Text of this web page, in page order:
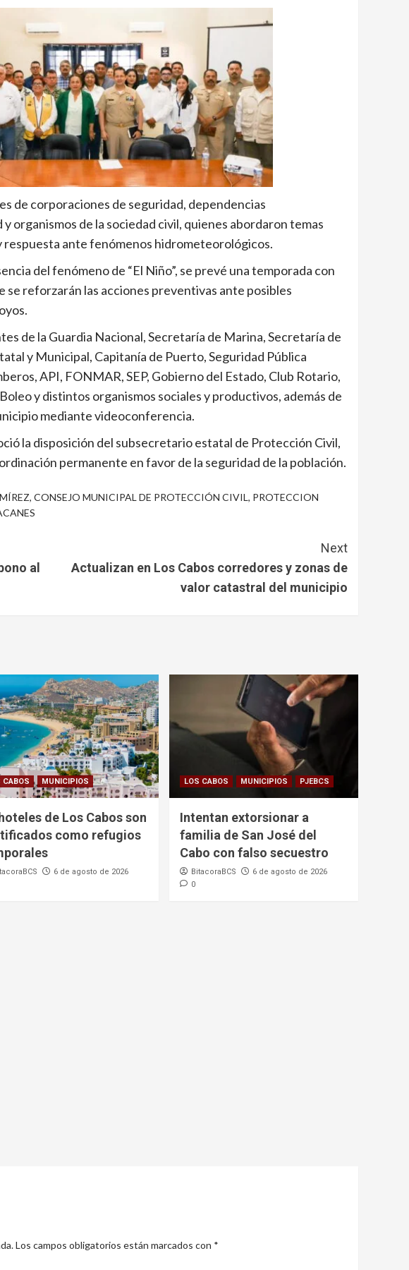
de corporaciones de seguridad, dependencias
organismos de la sociedad civil, quienes abordaron temas
ante fenómenos hidrometeorológicos.
del fenómeno de “El Niño”, se prevé una temporada con
reforzarán las acciones preventivas ante posibles
de la Guardia Nacional, Secretaría de Marina, Secretaría de
y Municipal, Capitanía de Puerto, Seguridad Pública
API, FONMAR, SEP, Gobierno del Estado, Club Rotario,
y distintos organismos sociales y productivos, además de
mediante videoconferencia.
la disposición del subsecretario estatal de Protección Civil,
permanente en favor de la seguridad de la población.
, CONSEJO MUNICIPAL DE PROTECCIÓN CIVIL, PROTECCION
al
Next
Actualizan en Los Cabos corredores y zonas de
valor catastral del municipio
CABOS MUNICIPIOS
de Los Cabos son
como refugios
6 de agosto de 2026
LOS CABOS MUNICIPIOS PJEBCS
Intentan extorsionar a
familia de San José del
Cabo con falso secuestro
BitacoraBCS
6 de agosto de 2026
0
Los campos obligatorios están marcados con *